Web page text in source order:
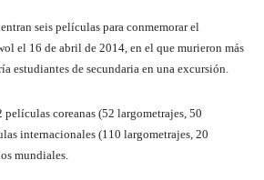
seis películas para conmemorar el
el 16 de abril de 2014, en el que murieron más
estudiantes de secundaria en una excursión.
películas coreanas (52 largometrajes, 50
internacionales (110 largometrajes, 20
mundiales.